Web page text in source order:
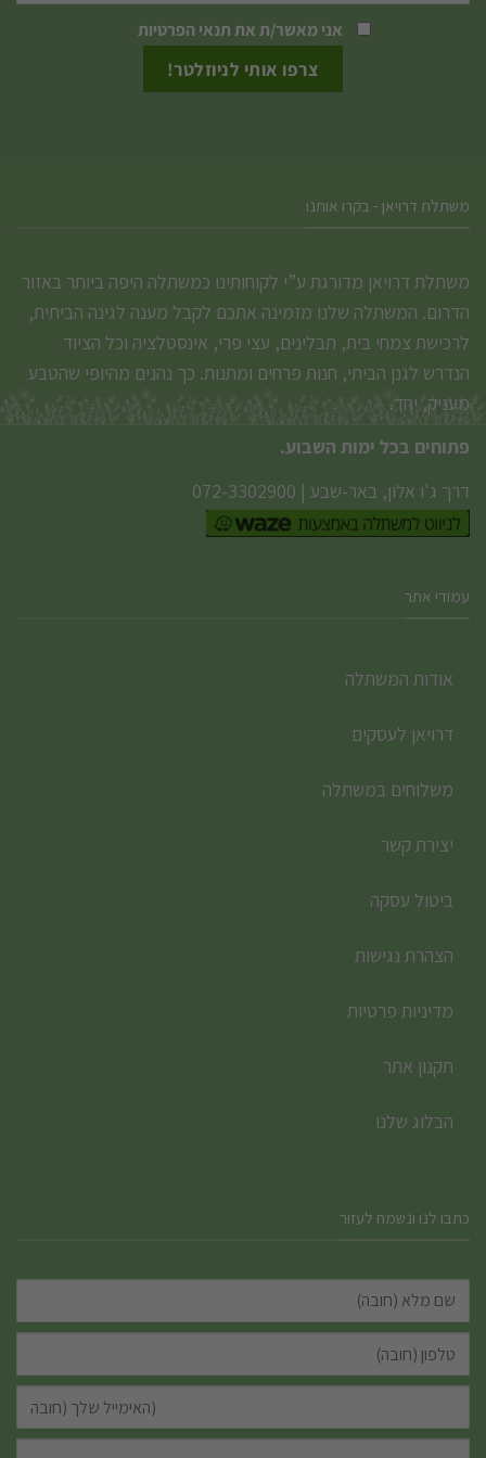
אני מאשר/ת אתתנאי הפרטיות
משתלת דרויאן - בקרו אותנו
משתלת דרויאן מדורגת ע”י לקוחותינו כמשתלה היפה ביותר באזור
הדרום. המשתלה שלנו מזמינה אתכם לקבל מענה לגינה הביתית,
לרכישת צמחי בית, תבלינים, עצי פרי, אינסטלציה וכל הציוד
הנדרש לגנן הביתי, חנות פרחים ומתנות. כך נהנים מהיופי שהטבע
מעניק, יחד.
פתוחים בכל ימות השבוע.
דרך ג'ו אלון, באר-שבע |
072-3302900
עמודי אתר
אודות המשתלה
דרויאן לעסקים
משלוחים במשתלה
יצירת קשר
ביטול עסקה
הצהרת נגישות
מדיניות פרטיות
תקנון אתר
הבלוג שלנו
כתבו לנו ונשמח לעזור